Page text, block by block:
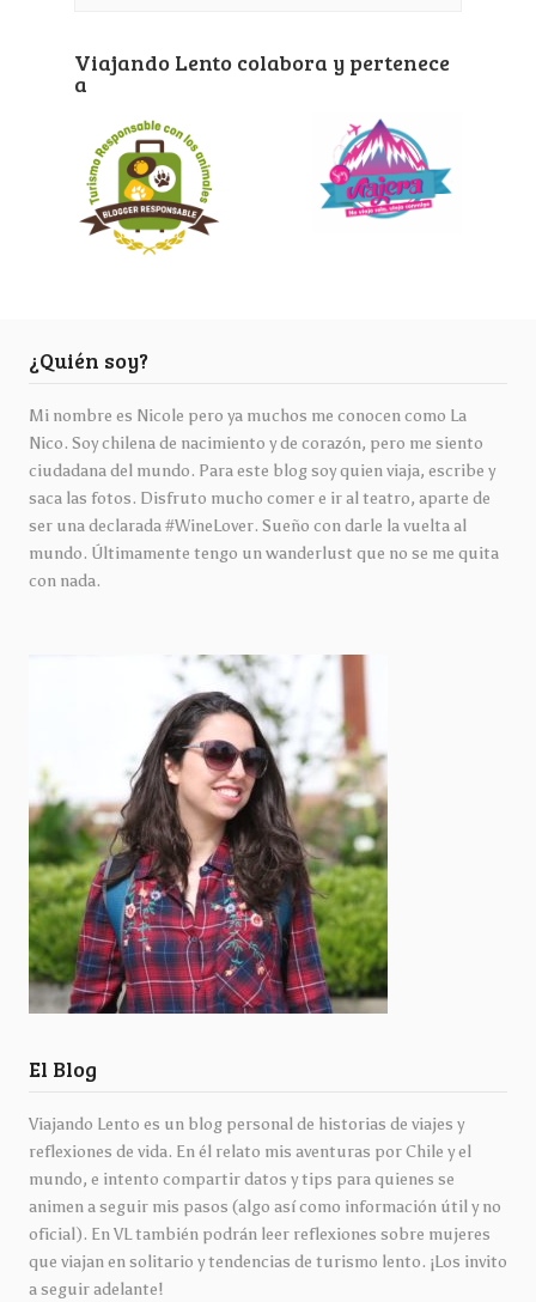
Viajando Lento colabora y pertenece
a
¿Quién soy?
Mi nombre es Nicole pero ya muchos me conocen como La
Nico. Soy chilena de nacimiento y de corazón, pero me siento
ciudadana del mundo. Para este blog soy quien viaja, escribe y
saca las fotos. Disfruto mucho comer e ir al teatro, aparte de
ser una declarada #WineLover. Sueño con darle la vuelta al
mundo. Últimamente tengo un wanderlust que no se me quita
con nada.
El Blog
Viajando Lento es un blog personal de historias de viajes y
reflexiones de vida. En él relato mis aventuras por Chile y el
mundo, e intento compartir datos y tips para quienes se
animen a seguir mis pasos (algo así como información útil y no
oficial). En VL también podrán leer reflexiones sobre mujeres
que viajan en solitario y tendencias de turismo lento. ¡Los invito
a seguir adelante!